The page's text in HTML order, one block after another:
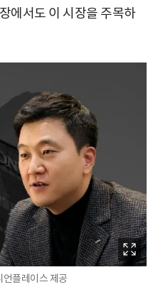
에서도 이 시장을 주목하
플레이스 제공